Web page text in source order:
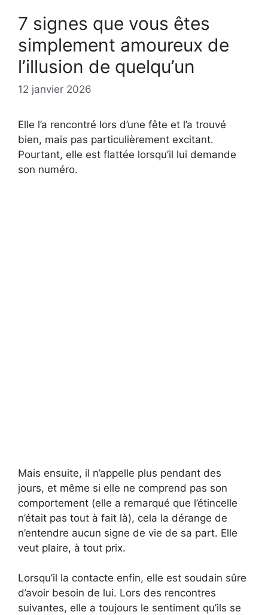
7 signes que vous êtes
simplement amoureux de
l’illusion de quelqu’un
12 janvier 2026
Elle l’a rencontré lors d’une fête et l’a trouvé
bien, mais pas particulièrement excitant.
Pourtant, elle est flattée lorsqu’il lui demande
son numéro.
Mais ensuite, il n’appelle plus pendant des
jours, et même si elle ne comprend pas son
comportement (elle a remarqué que l’étincelle
n’était pas tout à fait là), cela la dérange de
n’entendre aucun signe de vie de sa part. Elle
veut plaire, à tout prix.
Lorsqu’il la contacte enfin, elle est soudain sûre
d’avoir besoin de lui. Lors des rencontres
suivantes, elle a toujours le sentiment qu’ils se